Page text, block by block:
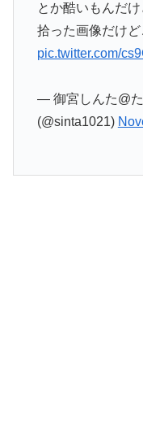
とか酷いもんだけ
拾った画像だけど
pic.twitter.com/
— 御宮しんた@
(@sinta1021)